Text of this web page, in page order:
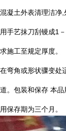
混凝土外表清理洁净
用手艺抹刀刮镘成1 －
求施工至规定厚度。
在弯角或形状骤变处
道。包装和保存 本品
用保存期为三个月。